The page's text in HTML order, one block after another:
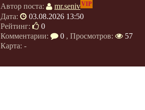
Автор поста:
mr.senivVIP
Дата:
03.08.2026 13:50
Рейтинг:
0
Комментарии:
0 , Просмотров:
57
Карта: -